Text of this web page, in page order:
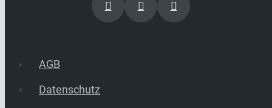
AGB
Datenschutz